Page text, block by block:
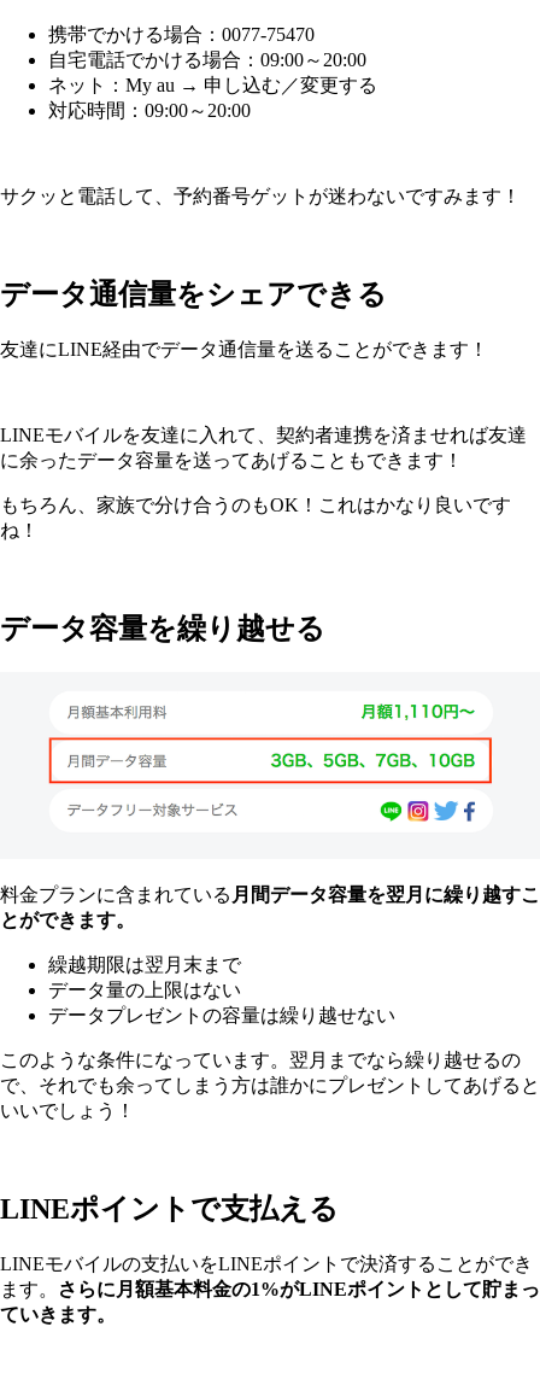
携帯でかける場合：0077-75470
自宅電話でかける場合：09:00～20:00
ネット：My au → 申し込む／変更する
対応時間：09:00～20:00
サクッと電話して、予約番号ゲットが迷わないですみます！
データ通信量をシェアできる
友達にLINE経由でデータ通信量を送ることができます！
LINEモバイルを友達に入れて、契約者連携を済ませれば友達
に余ったデータ容量を送ってあげることもできます！
もちろん、家族で分け合うのもOK！これはかなり良いです
ね！
データ容量を繰り越せる
料金プランに含まれている 月間データ容量を翌月に繰り越すこ
とができます。
繰越期限は翌月末まで
データ量の上限はない
データプレゼントの容量は繰り越せない
このような条件になっています。翌月までなら繰り越せるの
で、それでも余ってしまう方は誰かにプレゼントしてあげると
いいでしょう！
LINEポイントで支払える
LINEモバイルの支払いをLINEポイントで決済することができ
ます。
さらに月額基本料金の1%がLINEポイントとして貯まっ
ていきます。